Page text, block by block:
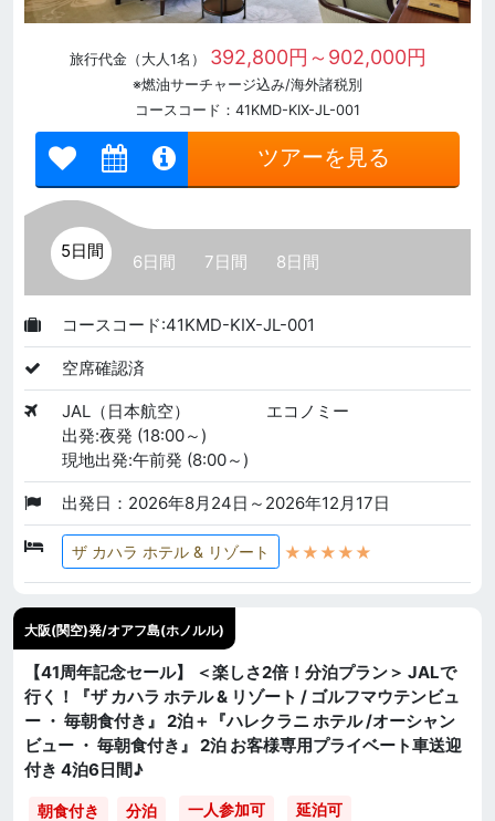
旅行代金（大人1名） 392,800円～902,000円
※燃油サーチャージ込み/海外諸税別
コースコード：41KMD-KIX-JL-001
ツアーを見る
5日間
6日間 7日間 8日間
コースコード:41KMD-KIX-JL-001
空席確認済
JAL（日本航空）
エコノミー
出発:夜発 (18:00～)
現地出発:午前発 (8:00～)
出発日：2026年8月24日～2026年12月17日
ザ カハラ ホテル & リゾート ★★★★★
大阪(関空)発/オアフ島(ホノルル)
【41周年記念セール】 ＜楽しさ2倍！分泊プラン＞ JALで
行く！『ザ カハラ ホテル & リゾート / ゴルフマウテンビュ
ー ・ 毎朝食付き』 2泊＋『ハレクラニ ホテル /オーシャン
ビュー ・ 毎朝食付き』 2泊 お客様専用プライベート車送迎
付き 4泊6日間♪
朝食付き 分泊 一人参加可 延泊可